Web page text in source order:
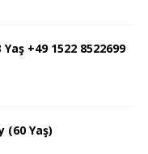
+49 1522 8522699
(60 Yaş)